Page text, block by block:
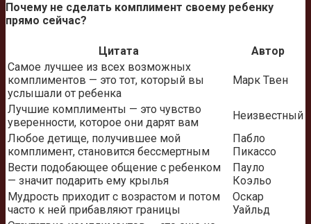
Почему не сделать комплимент своему ребенку
прямо сейчас?
Цитата
Автор
Самое лучшее из всех возможных
комплиментов — это тот, который вы
услышали от ребенка
Марк Твен
Лучшие комплименты — это чувство
уверенности, которое они дарят вам
Неизвестный
Любое детище, получившее мой
комплимент, становится бессмертным
Пабло
Пикассо
Вести подобающее общение с ребенком
— значит подарить ему крылья
Пауло
Коэльо
Мудрость приходит с возрастом и потом
часто к ней прибавляют границы
Оскар
Уайльд